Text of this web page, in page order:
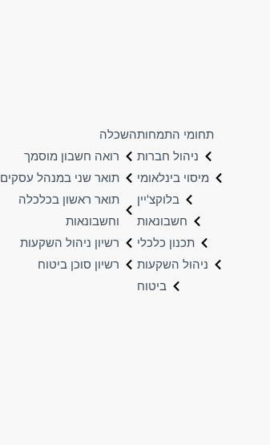
תחומי התמחות
ניהול חברות
מיסוי בינלאומי
בלוקצ'יין
חשבונאות
תכנון כלכלי
ניהול השקעות
ביטוח
השכלה
רואה חשבון מוסמך
תואר שני במנהל עסקים
תואר ראשון בכלכלה
וחשבונאות
רשיון ניהול השקעות
רשיון סוכן ביטוח